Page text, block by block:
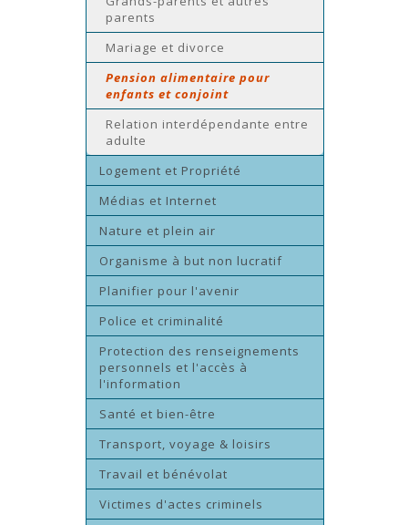
parents
Mariage et divorce
Pension alimentaire pour
enfants et conjoint
Relation interdépendante entre
adulte
Logement et Propriété
Médias et Internet
Nature et plein air
Organisme à but non lucratif
Planifier pour l'avenir
Police et criminalité
Protection des renseignements
personnels et l'accès à
l'information
Santé et bien-être
Transport, voyage & loisirs
Travail et bénévolat
Victimes d'actes criminels